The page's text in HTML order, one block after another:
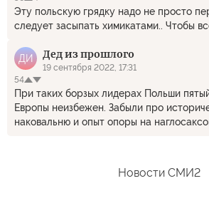
Эту польскую грядку надо не просто
следует засыпать химикатами.. Чтобы
ДИ Дед из прошлого
19 сентября 2022, 17:31
54
При таких борзых лидерах Польши
Европы неизбежен. Забыли про
наковальню и опыт опоры на
Новости СМИ2